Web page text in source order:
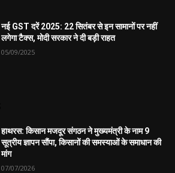
नई GST दरें 2025: 22 सितंबर से इन सामानों पर नहीं
लगेगा टैक्स, मोदी सरकार ने दी बड़ी राहत
05/09/2025
हाथरस: किसान मजदूर संगठन ने मुख्यमंत्री के नाम 9
सूत्रीय ज्ञापन सौंपा, किसानों की समस्याओं के समाधान की
मांग
07/07/2026